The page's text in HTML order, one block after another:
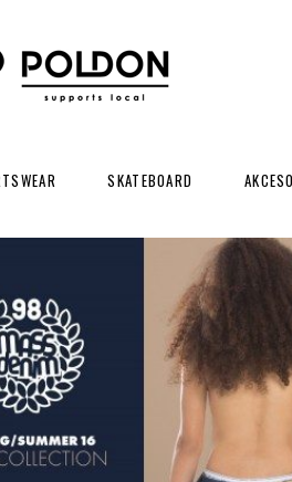
SKATEBOARD